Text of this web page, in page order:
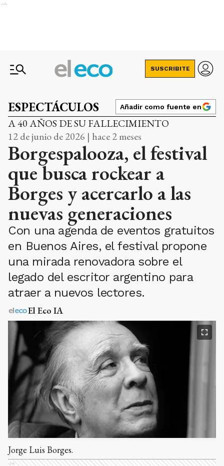
Ads
SUSCRIBITE
ESPECTÁCULOS Añadir como fuente en
A 40 AÑOS DE SU FALLECIMIENTO
12 de junio de 2026 | hace 2 meses
Borgespalooza, el festival
que busca rockear a
Borges y acercarlo a las
nuevas generaciones
Con una agenda de eventos gratuitos
en Buenos Aires, el festival propone
una mirada renovadora sobre el
legado del escritor argentino para
atraer a nuevos lectores.
El Eco IA
Jorge Luis Borges.
Ads